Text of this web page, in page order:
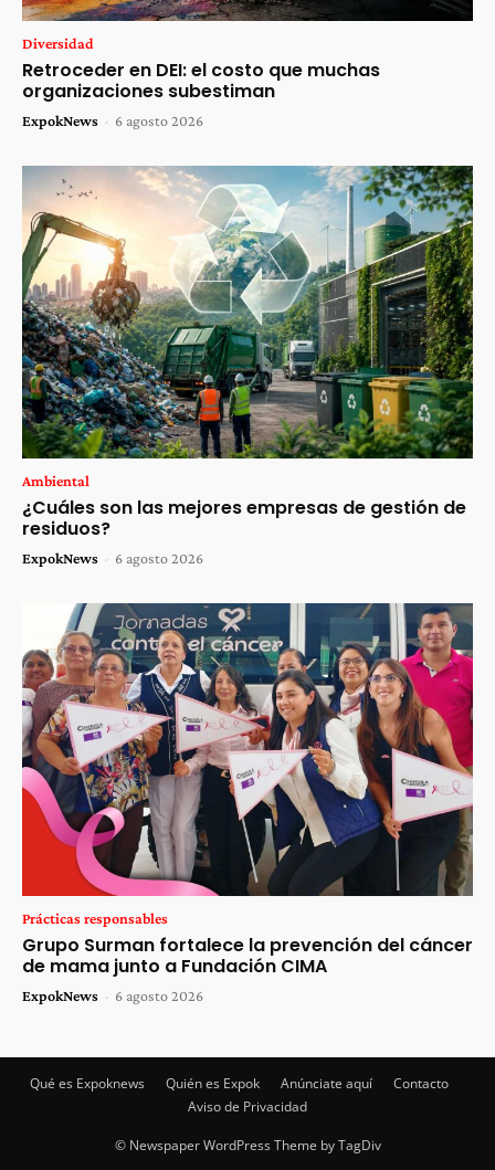
Diversidad
Retroceder en DEI: el costo que muchas
organizaciones subestiman
ExpokNews - 6 agosto 2026
Ambiental
¿Cuáles son las mejores empresas de gestión de
residuos?
ExpokNews - 6 agosto 2026
Prácticas responsables
Grupo Surman fortalece la prevención del cáncer
de mama junto a Fundación CIMA
ExpokNews - 6 agosto 2026
Qué es Expoknews Quién es Expok Anúnciate aquí
Contacto
Aviso de Privacidad
© Newspaper WordPress Theme by TagDiv